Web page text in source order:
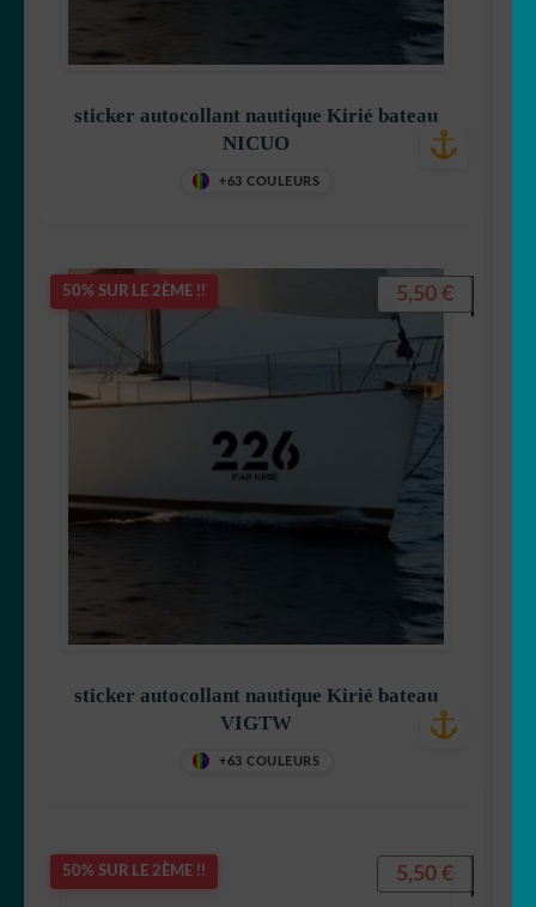
sticker autocollant nautique Kirié bateau
NICUO
+63 COULEURS
50% SUR LE 2ÈME !!
sticker autocollant nautique Kirié bateau
VIGTW
+63 COULEURS
5,50 €
50% SUR LE 2ÈME !! 5,50 €